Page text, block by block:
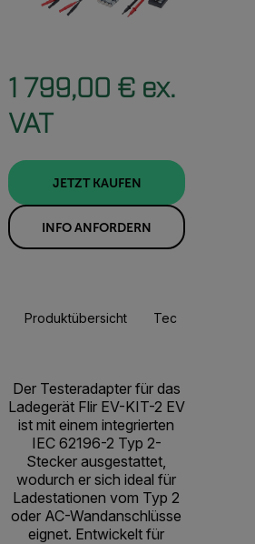
1 799,00 € ex.
VAT
JETZT KAUFEN
INFO ANFORDERN
Produktübersicht Technische Daten
Der Testeradapter für das
Ladegerät Flir EV-KIT-2 EV
ist mit einem integrierten
IEC 62196-2 Typ 2-
Stecker ausgestattet,
wodurch er sich ideal für
Ladestationen vom Typ 2
oder AC-Wandanschlüsse
eignet. Entwickelt für